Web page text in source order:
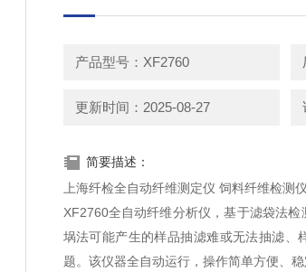
产品型号：XF2760
更新时间：2025-08-27
简要描述：
上海纤检全自动纤维测定仪 饲料纤维检测
XF2760全自动纤维分析仪，基于滤袋法
埚法可能产生的样品抽滤难或无法抽滤、
题。该仪器全自动运行，操作简单方便、